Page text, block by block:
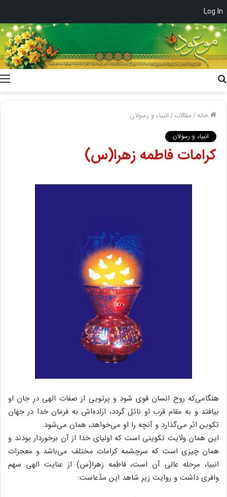
Log In
خانه/مقالات/انبیاء و رسولان
انبیاء و رسولان
کرامات فاطمه زهرا(س)
هنگامی‌که روح انسان قوی شود و پرتویی از صفات الهی در جان او
بیافتد و به مقام قرب او نائل گردد، اراده‌اش به فرمان خدا در جهان
تکوین اثر می‌گذارد و آنچه را او می‌خواهد، همان می‌شود.
این همان ولایت تکوینی است که اولیای خدا از آن برخوردار بودند و
همان چیزی است که سرچشمه کرامات مختلف می‌باشد و معجزات
انبیا، مرحله عالی آن است، فاطمه زهرا(س) از عنایت الهی سهم
وافری داشت و روایت زیر شاهد این مدّعاست: